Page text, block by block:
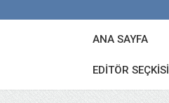
ANA SAYFA
EDITÖR SEÇKISI